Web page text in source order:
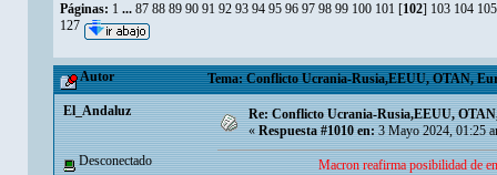
Páginas: 1 ... 87 88 89 90 91 92 93 94 95 96 97 98 99 100 101 [102] 103 104 105
127
Autor Tema: Conflicto Ucrania-Rusia,EEUU, OTAN,
El_Andaluz
Desconectado
Re: Conflicto Ucrania-Rusia,EEUU,
«Respuesta #1010 en:3 Mayo 2024, 01:25
Macron reafirma posibilidad de